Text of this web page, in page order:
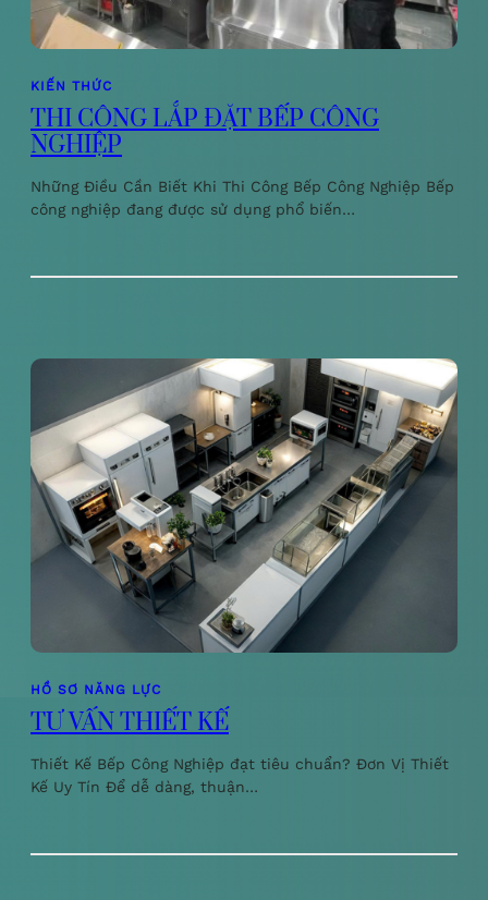
KIẾN THỨC
THI CÔNG LẮP ĐẶT BẾP CÔNG
NGHIỆP
Những Điều Cần Biết Khi Thi Công Bếp Công Nghiệp Bếp
công nghiệp đang được sử dụng phổ biến…
HỒ SƠ NĂNG LỰC
TƯ VẤN THIẾT KẾ
Thiết Kế Bếp Công Nghiệp đạt tiêu chuẩn? Đơn Vị Thiết
Kế Uy Tín Để dễ dàng, thuận…